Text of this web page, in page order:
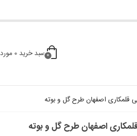
0سبد خرید 0 مورد
قلمکاری اصفهان طرح گل و بوته
اصفهان طرح گل و بوته